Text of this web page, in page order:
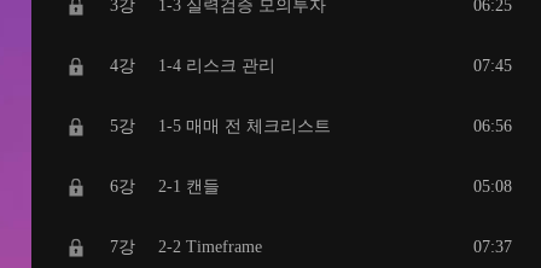
3강 1-3 실력검증 모의투자 06:25
4강 1-4 리스크 관리 07:45
5강 1-5 매매 전 체크리스트 06:56
6강 2-1 캔들 05:08
7강 2-2 Timeframe 07:37